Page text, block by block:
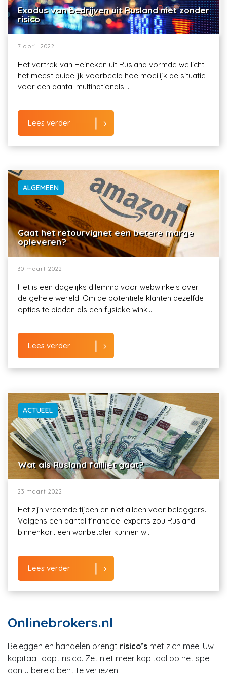
Exodus van bedrijven uit Rusland niet zonder
risico
7 april 2022
Het vertrek van Heineken uit Rusland vormde wellicht
het meest duidelijk voorbeeld hoe moeilijk de situatie
voor een aantal multinationals ...
Lees verder
ALGEMEEN
Gaat het retourvignet een betere marge
opleveren?
30 maart 2022
Het is een dagelijks dilemma voor webwinkels over
de gehele wereld. Om de potentiële klanten dezelfde
opties te bieden als een fysieke wink...
Lees verder
ACTUEEL
Wat als Rusland failliet gaat?
23 maart 2022
Het zijn vreemde tijden en niet alleen voor beleggers.
Volgens een aantal financieel experts zou Rusland
binnenkort een wanbetaler kunnen w...
Lees verder
Onlinebrokers.nl
Beleggen en handelen brengt risico’s met zich mee. Uw
kapitaal loopt risico. Zet niet meer kapitaal op het spel
dan u bereid bent te verliezen.